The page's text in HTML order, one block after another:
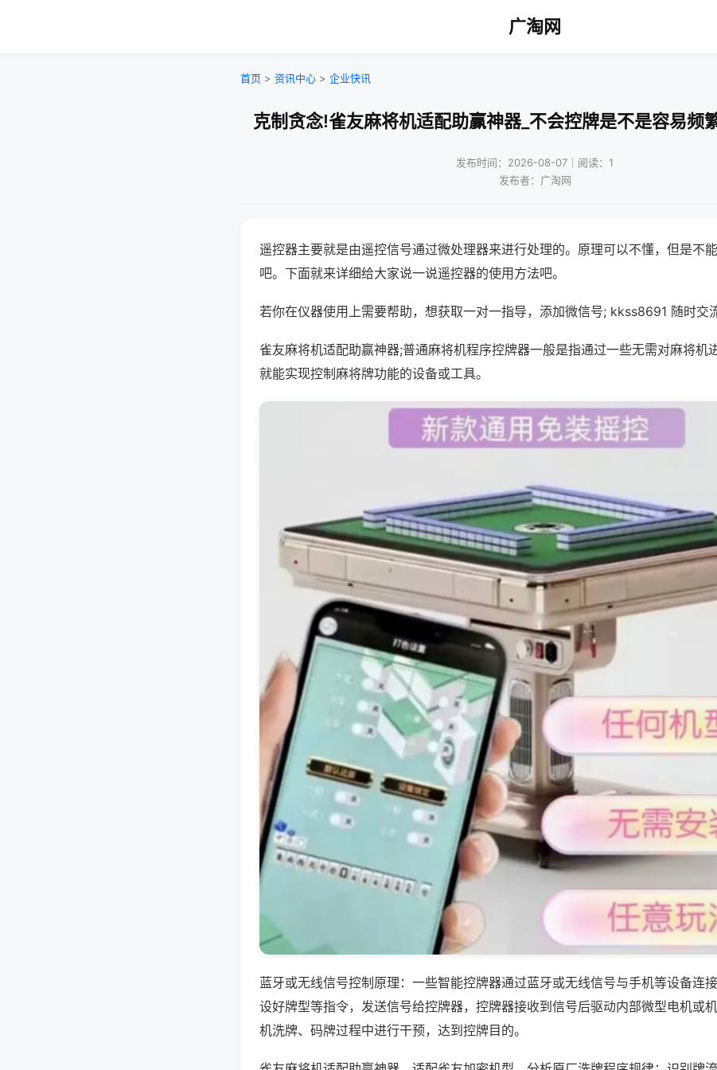
广淘网
首页 > 资讯中心 > 企业快讯
克制贪念!雀友麻将机适配助赢神器_不会控牌是不是容易频
发布时间：2026-08-07｜阅读：1
发布者：广淘网
遥控器主要就是由遥控信号通过微处理器来进行处理的。原理可以不懂，但是不
吧。下面就来详细给大家说一说遥控器的使用方法吧。
若你在仪器使用上需要帮助，想获取一对一指导，添加微信号; kkss8691 随时交
雀友麻将机适配助赢神器;普通麻将机程序控牌器一般是指通过一些无需对麻将机
就能实现控制麻将牌功能的设备或工具。
蓝牙或无线信号控制原理：一些智能控牌器通过蓝牙或无线信号与手机等设备连
设好牌型等指令，发送信号给控牌器，控牌器接收到信号后驱动内部微型电机或
机洗牌、码牌过程中进行干预，达到控牌目的。